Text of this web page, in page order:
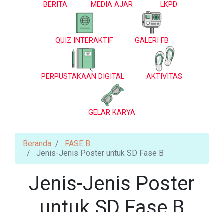
BERITA MEDIA AJAR LKPD
QUIZ INTERAKTIF GALERI FB
PERPUSTAKAAN DIGITAL AKTIVITAS
GELAR KARYA
Beranda
FASE B
Jenis-Jenis Poster untuk SD Fase B
Jenis-Jenis Poster
untuk SD Fase B